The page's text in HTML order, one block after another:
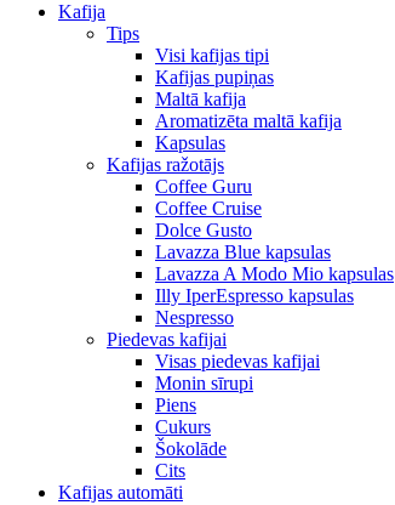
Kafija
Tips
Visi kafijas tipi
Kafijas pupiņas
Maltā kafija
Aromatizēta maltā kafija
Kapsulas
Kafijas ražotājs
Coffee Guru
Coffee Cruise
Dolce Gusto
Lavazza Blue kapsulas
Lavazza A Modo Mio kapsulas
Illy IperEspresso kapsulas
Nespresso
Piedevas kafijai
Visas piedevas kafijai
Monin sīrupi
Piens
Cukurs
Šokolāde
Cits
Kafijas automāti